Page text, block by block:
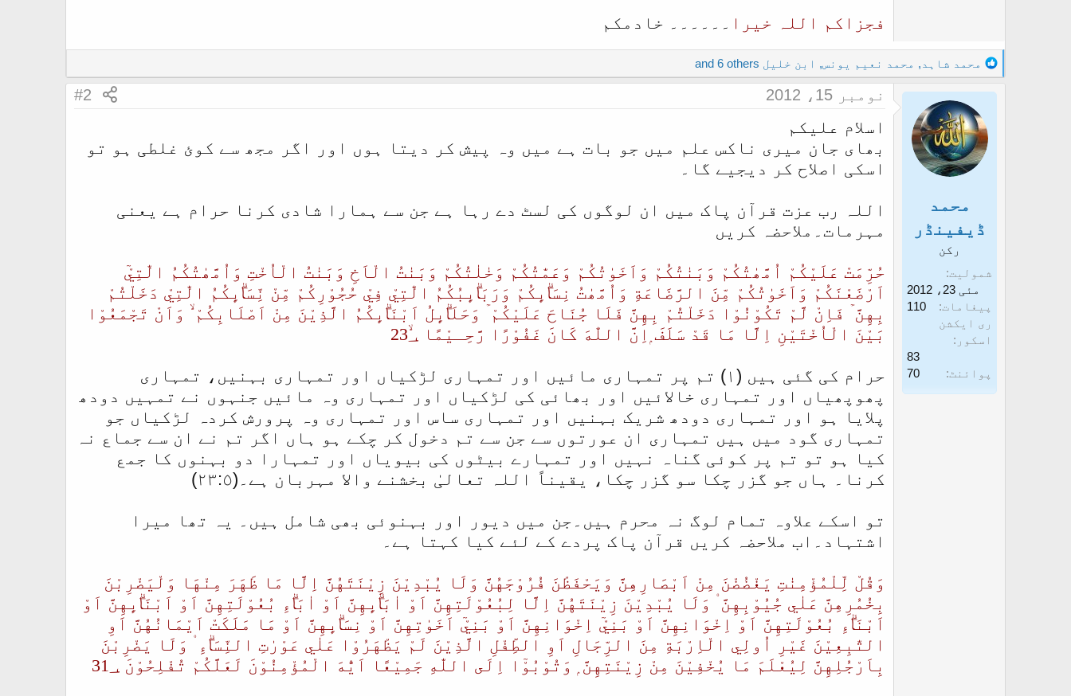
فجزاکم اللہ خیرا ۔۔۔۔۔۔ خادمکم
R
e
a
c
t
i
o
محمد شاہد , محمد نعیم یونس, ابن خلیل
محمد
ڈیفینڈر
رکن
شمولیت
مئی 23، 2012
پیغامات
110
ری ایکشن
اسکور
83
پوائنٹ
70
نومبر 15، 2012 #2
اسلام علیکم
بھای جان میری ناکس علم میں جو بات ہے میں وہ پیش کر دیتا ہوں اور اگر مجھ سے کوئ غلطی ہو تو
اسکی اصلاح کر دیجیے گا۔
اللہ رب عزت قرآن پاک میں ان لوگوں کی لسٹ دے رہا ہے جن سے ہمارا شادی کرنا حرام ہے یعنی
مہرمات۔ملاحضہ کریں
حُرِّمَتْ عَلَيْكُمْ اُمَّھٰتُكُمْ وَبَنٰتُكُمْ وَاَخَوٰتُكُمْ وَعَمّٰتُكُمْ وَخٰلٰتُكُمْ وَبَنٰتُ الْاَخِ وَبَنٰتُ الْاُخْتِ وَاُمَّھٰتُكُمُ الّٰتِيْٓ
اَرْضَعْنَكُمْ وَاَخَوٰتُكُمْ مِّنَ الرَّضَاعَةِ وَاُمَّھٰتُ نِسَاۗىِٕكُمْ وَرَبَاۗىِٕبُكُمُ الّٰتِيْ فِيْ حُجُوْرِكُمْ مِّنْ نِّسَاۗىِٕكُمُ الّٰتِيْ دَخَلْتُمْ
بِهِنَّ ۡ فَاِنْ لَّمْ تَكُوْنُوْا دَخَلْتُمْ بِهِنَّ فَلَا جُنَاحَ عَلَيْكُمْ ۡ وَحَلَاۗىِٕلُ اَبْنَاۗىِٕكُمُ الَّذِيْنَ مِنْ اَصْلَابِكُمْ ۙ وَاَنْ تَجْمَعُوْا
بَيْنَ الْاُخْتَيْنِ اِلَّا مَا قَدْ سَلَفَ ۭاِنَّ اللّٰهَ كَانَ غَفُوْرًا رَّحِـيْمًا 23؀ۙ
حرام کی گئی ہیں (١) تم پر تمہاری مائیں اور تمہاری لڑکیاں اور تمہاری بہنیں، تمہاری
پھوپھیاں اور تمہاری خالائیں اور بھائی کی لڑکیاں اور تمہاری وہ مائیں جنہوں نے تمہیں دودھ
پلایا ہو اور تمہاری دودھ شریک بہنیں اور تمہاری ساس اور تمہاری وہ پرورش کردہ لڑکیاں جو
تمہاری گود میں ہیں تمہاری ان عورتوں سے جن سے تم دخول کر چکے ہو ہاں اگر تم نے ان سے جماع نہ
کیا ہو تو تم پر کوئی گناہ نہیں اور تمہارے بیٹوں کی بیویاں اور تمہارا دو بہنوں کا جمع
کرنا۔ ہاں جو گزر چکا سو گزر چکا، یقیناً اللہ تعالیٰ بخشنے والا مہربان ہے۔(٢٣:٥)
تو اسکے علاوہ تمام لوگ نہ محرم ہیں۔جن میں دیور اور بہنوئی بھی شامل ہیں۔ یہ تھا میرا
اشتہاد۔اب ملاحضہ کریں قرآن پاک پردے کے لئے کیا کہتا ہے۔
وَقُلْ لِّلْمُؤْمِنٰتِ يَغْضُضْنَ مِنْ اَبْصَارِهِنَّ وَيَحْفَظْنَ فُرُوْجَهُنَّ وَلَا يُبْدِيْنَ زِيْنَتَهُنَّ اِلَّا مَا ظَهَرَ مِنْهَا وَلْيَضْرِبْنَ
بِخُمُرِهِنَّ عَلٰي جُيُوْبِهِنَّ ۠ وَلَا يُبْدِيْنَ زِيْنَتَهُنَّ اِلَّا لِبُعُوْلَتِهِنَّ اَوْ اٰبَاۗىِٕهِنَّ اَوْ اٰبَاۗءِ بُعُوْلَتِهِنَّ اَوْ اَبْنَاۗىِٕهِنَّ اَوْ
اَبْنَاۗءِ بُعُوْلَتِهِنَّ اَوْ اِخْوَانِهِنَّ اَوْ بَنِيْٓ اِخْوَانِهِنَّ اَوْ بَنِيْٓ اَخَوٰتِهِنَّ اَوْ نِسَاۗىِٕهِنَّ اَوْ مَا مَلَكَتْ اَيْمَانُهُنَّ اَوِ
التّٰبِعِيْنَ غَيْرِ اُولِي الْاِرْبَةِ مِنَ الرِّجَالِ اَوِ الطِّفْلِ الَّذِيْنَ لَمْ يَظْهَرُوْا عَلٰي عَوْرٰتِ النِّسَاۗءِ ۠ وَلَا يَضْرِبْنَ
بِاَرْجُلِهِنَّ لِيُعْلَمَ مَا يُخْفِيْنَ مِنْ زِيْنَتِهِنَّ ۭ وَتُوْبُوْٓا اِلَى اللّٰهِ جَمِيْعًا اَيُّهَ الْمُؤْمِنُوْنَ لَعَلَّكُمْ تُفْلِحُوْنَ 31؀